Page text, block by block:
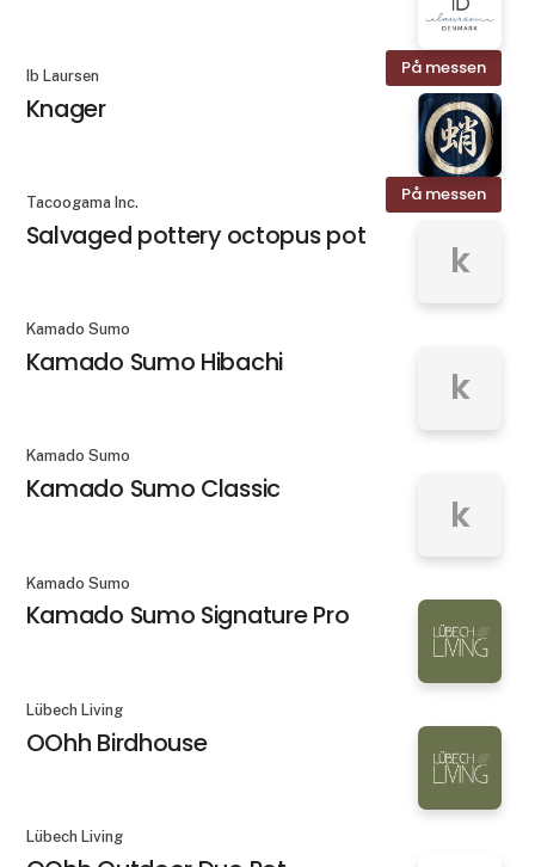
På messen
Ib Laursen
Knager
På messen
Tacoogama Inc.
Salvaged pottery octopus pot
k
Kamado Sumo
Kamado Sumo Hibachi
k
Kamado Sumo
Kamado Sumo Classic
k
Kamado Sumo
Kamado Sumo Signature Pro
Lübech Living
OOhh Birdhouse
Lübech Living